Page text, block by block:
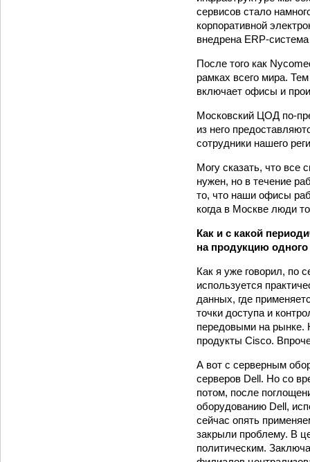
сервисов стало
корпоративной
внедрена ERP-
После того как
рамках всего мира.
включает офисы и
Московский ЦОД по-
из него
сотрудники нашего
Могу сказать, что все
нужен, но в течение
то, что наши офисы
когда в Москве люди
Как и с какой
на продукцию
Как я уже говорил, по
используется
данных, где
точки доступа и
передовыми на рынке.
продукты Cisco.
А вот с серверным
серверов Dell. Но со
потом, после
оборудованию Dell,
сейчас опять
закрыли проблему. В
политическим.